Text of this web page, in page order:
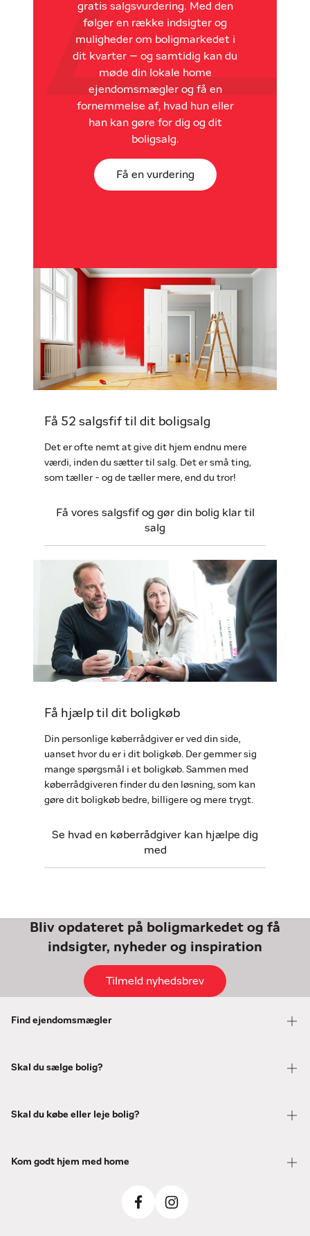
gratis salgsvurdering. Med den
følger en række indsigter og
muligheder om boligmarkedet i
dit kvarter – og samtidig kan du
møde din lokale home
ejendomsmægler og få en
fornemmelse af, hvad hun eller
han kan gøre for dig og dit
boligsalg.
Få en vurdering
Få 52 salgsfif til dit boligsalg
Det er ofte nemt at give dit hjem endnu mere
værdi, inden du sætter til salg. Det er små ting,
som tæller - og de tæller mere, end du tror!
Få vores salgsfif og gør din bolig klar til
salg
Få hjælp til dit boligkøb
Din personlige køberrådgiver er ved din side,
uanset hvor du er i dit boligkøb. Der gemmer sig
mange spørgsmål i et boligkøb. Sammen med
køberrådgiveren finder du den løsning, som kan
gøre dit boligkøb bedre, billigere og mere trygt.
Se hvad en køberrådgiver kan hjælpe dig
med
Bliv opdateret på boligmarkedet og få
indsigter, nyheder og inspiration
Tilmeld nyhedsbrev
Find ejendomsmægler
Skal du sælge bolig?
Skal du købe eller leje bolig?
Kom godt hjem med home